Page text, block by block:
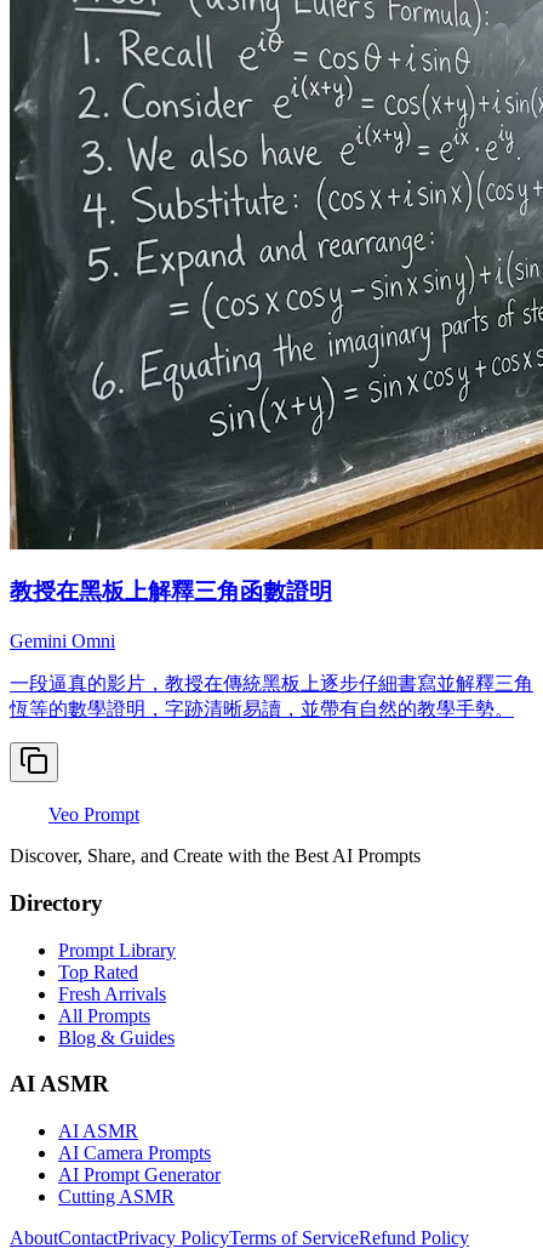
教授在黑板上解釋三角函數證明
Gemini Omni
一段逼真的影片，教授在傳統黑板上逐步仔細書寫並解釋三角
恆等的數學證明，字跡清晰易讀，並帶有自然的教學手勢。
Veo Prompt
Discover, Share, and Create with the Best AI Prompts
Directory
Prompt Library
Top Rated
Fresh Arrivals
All Prompts
Blog & Guides
AI ASMR
AI ASMR
AI Camera Prompts
AI Prompt Generator
Cutting ASMR
AboutContactPrivacy PolicyTerms of ServiceRefund Policy